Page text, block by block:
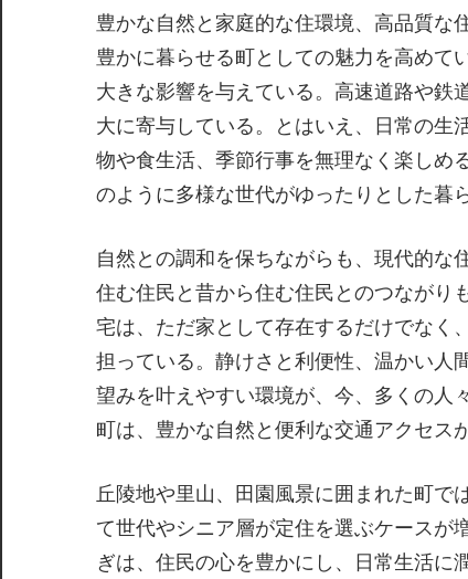
豊かな自然と家庭的な住環境、高品質な
豊かに暮らせる町としての魅力を高めて
大きな影響を与えている。高速道路や
大に寄与している。とはいえ、日常の生
物や食生活、季節行事を無理なく楽しめ
のように多様な世代がゆったりとした暮
自然との調和を保ちながらも、現代的な
住む住民と昔から住む住民とのつながり
宅は、ただ家として存在するだけでなく
担っている。静けさと利便性、温かい人
望みを叶えやすい環境が、今、多くの人
町は、豊かな自然と便利な交通アクセス
丘陵地や里山、田園風景に囲まれた町で
て世代やシニア層が定住を選ぶケースが
ぎは、住民の心を豊かにし、日常生活